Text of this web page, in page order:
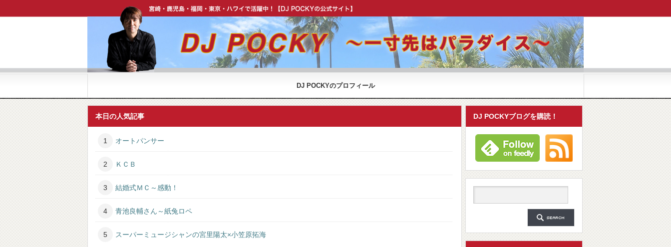
宮崎・鹿児島・福岡・東京・ハワイで活躍中【DJ POCKY 公式 ウェブサイト】
DJ POCKYのプロフィール
本日の人気記事
オートパンサー
ＫＣＢ
結婚式ＭＣ～感動！
青池良輔さん～紙兔ロペ
スーパーミュージシャンの宮里陽太×小笠原拓海
DJ POCKYブログを購読！